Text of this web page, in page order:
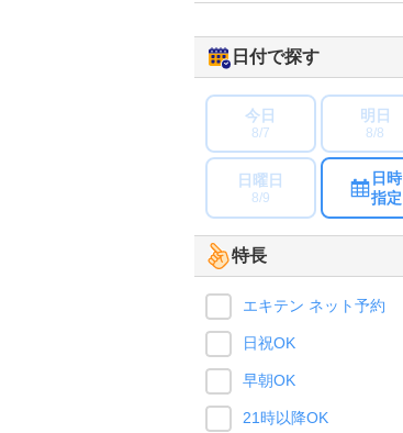
日付で探す
今日
8/7
明日
8/8
日曜日
8/9
日時
指定
特長
エキテン ネット予約
日祝OK
早朝OK
21時以降OK